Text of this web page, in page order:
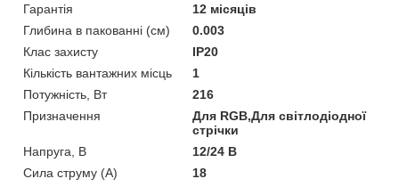
Гарантія
12 місяців
Глибина в пакованні (см)
0.003
Клас захисту
IP20
Кількість вантажних місць
1
Потужність, Вт
216
Призначення
Для RGB,Для світлодіодної
стрічки
Напруга, В
12/24 В
Сила струму (А)
18